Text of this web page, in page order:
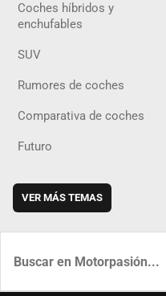
Coches híbridos y
enchufables
SUV
Rumores de coches
Comparativa de coches
Futuro
VER MÁS TEMAS